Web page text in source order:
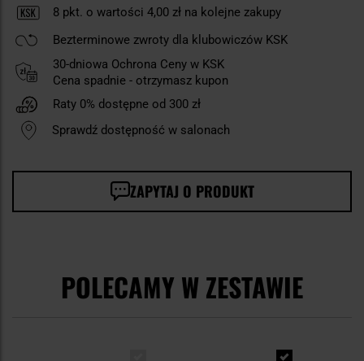
8 pkt. o wartości 4,00 zł na kolejne zakupy
Bezterminowe zwroty dla klubowiczów KSK
30-dniowa Ochrona Ceny w KSK
Cena spadnie - otrzymasz kupon
Raty 0% dostępne od 300 zł
Sprawdź dostępność w salonach
ZAPYTAJ O PRODUKT
POLECAMY W ZESTAWIE